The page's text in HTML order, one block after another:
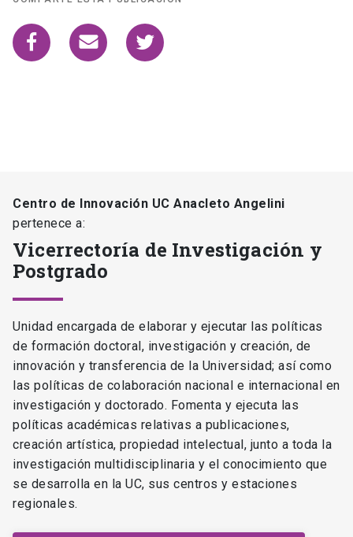
Centro de Innovación UC Anacleto Angelini
pertenece a:
Vicerrectoría de Investigación y
Postgrado
Unidad encargada de elaborar y ejecutar las políticas
de formación doctoral, investigación y creación, de
innovación y transferencia de la Universidad; así como
las políticas de colaboración nacional e internacional en
investigación y doctorado. Fomenta y ejecuta las
políticas académicas relativas a publicaciones,
creación artística, propiedad intelectual, junto a toda la
investigación multidisciplinaria y el conocimiento que
se desarrolla en la UC, sus centros y estaciones
regionales.